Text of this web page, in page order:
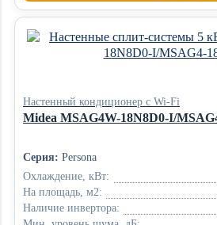
Настенный кондиционер с Wi-Fi
Midea MSAG4W-18N8D0-I/
Серия: Persona
Охлаждение, кВт:
На площадь, м2:
Наличие инвертора: